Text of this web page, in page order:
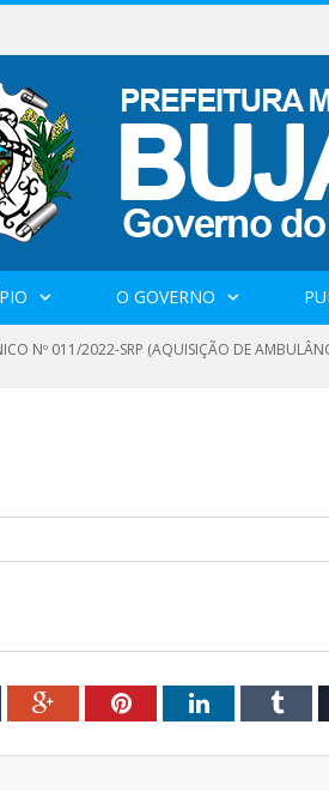
O GOVERNO
Nº 011/2022-SRP (AQUISIÇÃO DE
Google+PinterestLinkedIn